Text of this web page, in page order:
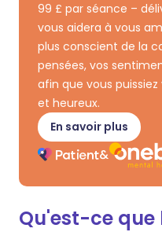
99 £ par séance –
vous aidera à vous
plus conscient de la
pensées, vos
afin que vous
et heureux.
En savoir plus
Qu'est-ce que